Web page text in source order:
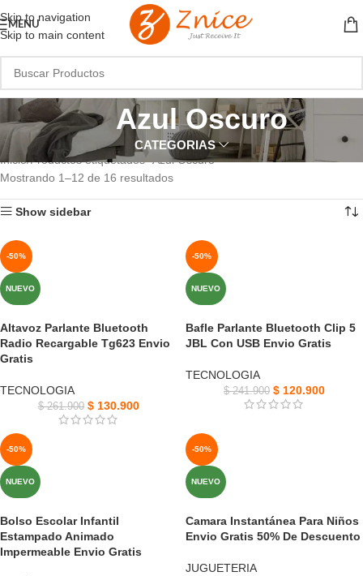
Skip to navigation
Skip to main content
MENU
Azul Oscuro
CATEGORIAS
Inicio Productos etiquetados “Azul Oscuro”
Mostrando 1–12 de 16 resultados
Show sidebar
-50%
NUEVO
Altavoz Parlante Bluetooth
Radio Recargable Tg623 Envio
Gratis
TECNOLOGIA
$261.900 $ 130.900
-50%
NUEVO
Bafle Parlante Bluetooth Clip 5
JBL Con USB Envio Gratis
TECNOLOGIA
$241.900 $ 120.900
-50%
NUEVO
Bolso Escolar Infantil
Estampado Animado
Impermeable Envio Gratis
-50%
NUEVO
Camara Instantánea Para Niños
Envio Gratis 50% De Descuento
JUGUETERIA